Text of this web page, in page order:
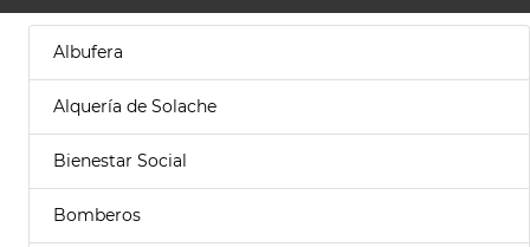
Albufera
Alquería de Solache
Bienestar Social
Bomberos